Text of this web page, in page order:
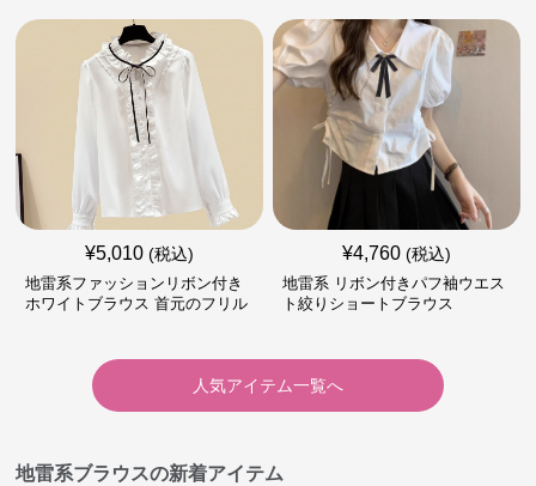
¥5,010 (税込)
地雷系ファッションリボン付き
ホワイトブラウス 首元のフリル
¥4,760 (税込)
地雷系 リボン付きパフ袖ウエス
ト絞りショートブラウス
人気アイテム一覧へ
地雷系ブラウスの新着アイテム